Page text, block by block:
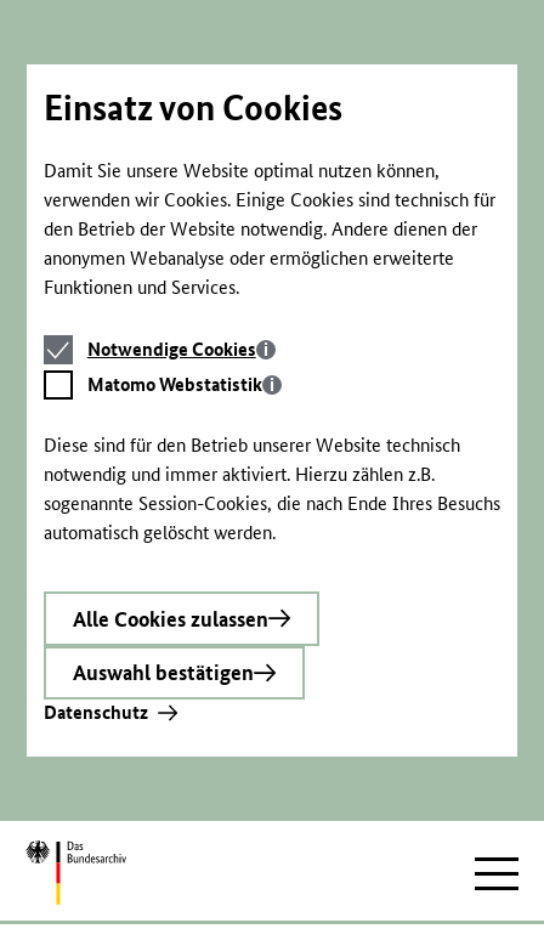
Einsatz von Cookies
Damit Sie unsere Website optimal nutzen können,
verwenden wir Cookies. Einige Cookies sind technisch für
den Betrieb der Website notwendig. Andere dienen der
anonymen Webanalyse oder ermöglichen erweiterte
Funktionen und Services.
Notwendige
Cookies
Notwendige Cookies
Matomo
Webstatistik
Matomo Webstatistik
Diese sind für den Betrieb unserer Website technisch
notwendig und immer aktiviert. Hierzu zählen z.B.
sogenannte Session-Cookies, die nach Ende Ihres Besuchs
automatisch gelöscht werden.
Alle Cookies zulassen
Auswahl bestätigen
Datenschutz
Zur